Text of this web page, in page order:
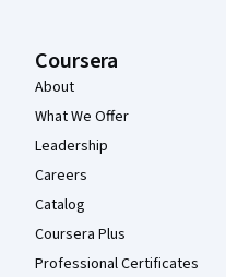
Coursera
About
What We Offer
Leadership
Careers
Catalog
Coursera Plus
Professional Certificates